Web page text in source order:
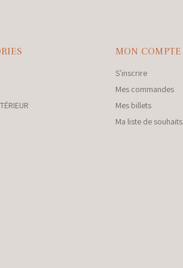
MON COMPTE
S'inscrire
Mes commandes
Mes billets
Ma liste de souhaits